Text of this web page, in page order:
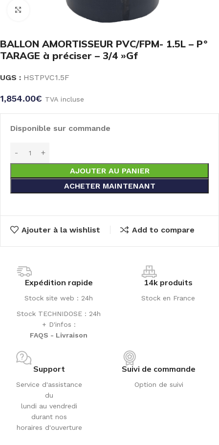
Click to enlarge
BALLON AMORTISSEUR PVC/FPM- 1.5L – P°
TARAGE à préciser – 3/4 »Gf
UGS : HSTPVC1.5F
1,854.00€ TVA incluse
Disponible sur commande
AJOUTER AU PANIER
ACHETER MAINTENANT
Ajouter à la wishlist Add to compare
Expédition rapide
Stock site web : 24h
Stock TECHNIDOSE : 24h
+ D'infos :
FAQS - Livraison
14k produits
Stock en France
Support
Service d'assistance
du
lundi au vendredi
durant nos
horaires d'ouverture
Suivi de commande
Option de suivi